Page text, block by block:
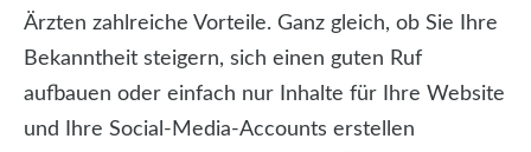
Ärzten zahlreiche Vorteile. Ganz gleich, ob Sie Ihre
Bekanntheit steigern, sich einen guten Ruf
aufbauen oder einfach nur Inhalte für Ihre Website
und Ihre Social-Media-Accounts erstellen